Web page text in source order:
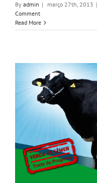
By admin | março 27th, 2013 |
Comment
Read More